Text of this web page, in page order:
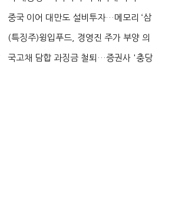
적극적 조사로 진...
중국 이어 대만도 설비투자…메모리 ‘삼
국전쟁’
(특징주)윙입푸드, 경영진 주가 부양 의
지에 상한가...
국고채 담합 과징금 철퇴…증권사 '충당